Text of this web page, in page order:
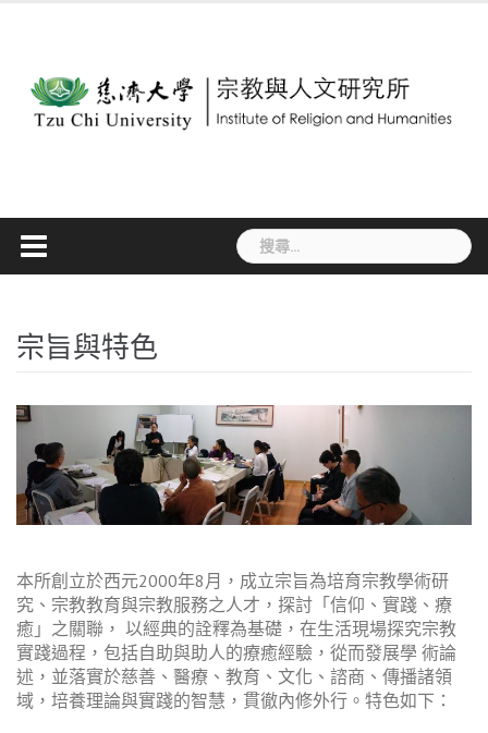
搜
尋
宗旨與特色
本所創立於西元2000年8月，成立宗旨為培育宗教學術研
究、宗教教育與宗教服務之人才，探討「信仰、實踐、療
癒」之關聯， 以經典的詮釋為基礎，在生活現場探究宗教
實踐過程，包括自助與助人的療癒經驗，從而發展學 術論
述，並落實於慈善、醫療、教育、文化、諮商、傳播諸領
域，培養理論與實踐的智慧，貫徹內修外行。特色如下：